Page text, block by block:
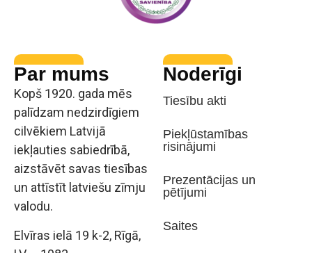
Par mums
Kopš 1920. gada mēs
palīdzam nedzirdīgiem
cilvēkiem Latvijā
iekļauties sabiedrībā,
aizstāvēt savas tiesības
un attīstīt latviešu zīmju
valodu.
Elvīras ielā 19 k-2, Rīgā,
Noderīgi
Tiesību akti
Piekļūstamības
risinājumi
Prezentācijas un
pētījumi
Saites